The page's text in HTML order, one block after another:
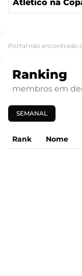
Atlético na
Portal não encontrado
Ranking
membros em
SEMANAL
Rank Nome